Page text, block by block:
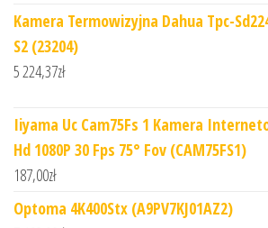
Kamera Termowizyjna Dahua Tpc-
S2 (23204)
5 224,37zł
Iiyama Uc Cam75Fs 1 Kamera
Hd 1080P 30 Fps 75° Fov (CAM75FS1)
187,00zł
Optoma 4K400Stx (A9PV7KJ01AZ2)